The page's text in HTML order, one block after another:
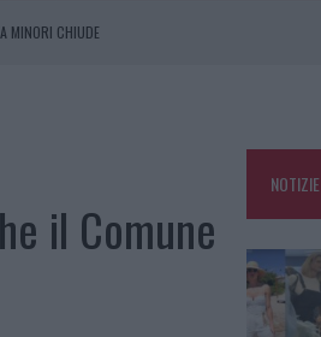
MINORI CHIUDE
CHE SEGNÒ LA GALLURA
il Comune